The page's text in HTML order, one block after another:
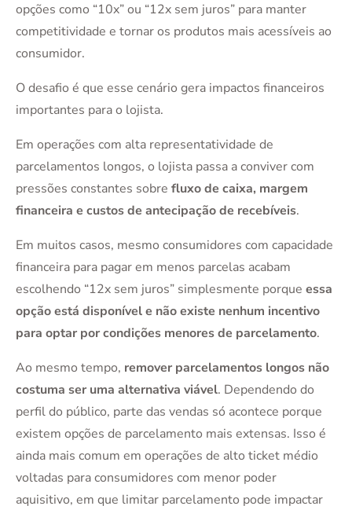
opções como “10x” ou “12x sem juros” para manter
competitividade e tornar os produtos mais acessíveis ao
consumidor.
O desafio é que esse cenário gera impactos financeiros
importantes para o lojista.
Em operações com alta representatividade de
parcelamentos longos, o lojista passa a conviver com
pressões constantes sobre fluxo de caixa, margem
financeira e custos de antecipação de recebíveis.
Em muitos casos, mesmo consumidores com capacidade
financeira para pagar em menos parcelas acabam
escolhendo “12x sem juros” simplesmente porque essa
opção está disponível e não existe nenhum incentivo
para optar por condições menores de parcelamento.
Ao mesmo tempo, remover parcelamentos longos não
costuma ser uma alternativa viável. Dependendo do
perfil do público, parte das vendas só acontece porque
existem opções de parcelamento mais extensas. Isso é
ainda mais comum em operações de alto ticket médio
voltadas para consumidores com menor poder
aquisitivo, em que limitar parcelamento pode impactar